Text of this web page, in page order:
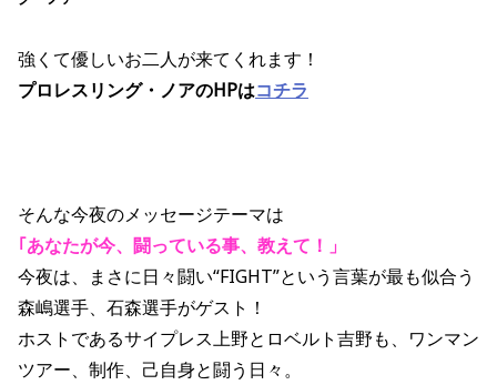
強くて優しいお二人が来てくれます！
プロレスリング・ノアのHPはコチラ
そんな今夜のメッセージテーマは
｢あなたが今、闘っている事、教えて！」
今夜は、まさに日々闘い“FIGHT”という言葉が最も似合う
森嶋選手、石森選手がゲスト！
ホストであるサイプレス上野とロベルト吉野も、ワンマン
ツアー、制作、己自身と闘う日々。